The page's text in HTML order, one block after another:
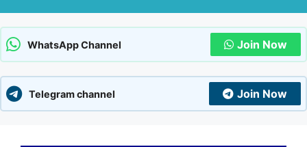
WhatsApp Channel Join Now
Telegram channel Join Now